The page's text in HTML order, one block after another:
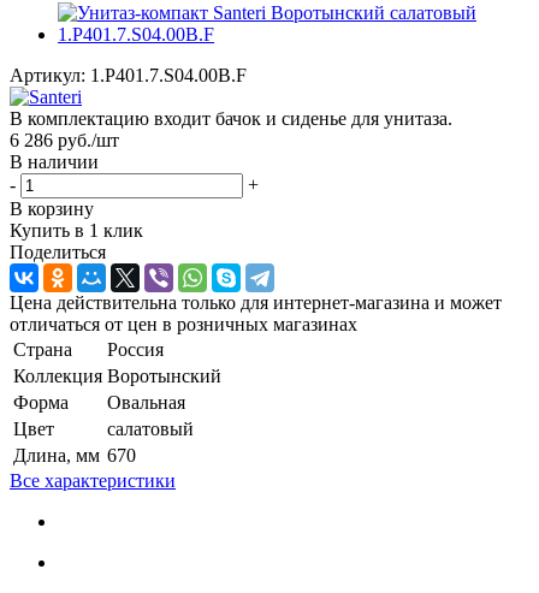
Артикул: 1.P401.7.S04.00B.F
В комплектацию входит бачок и сиденье для унитаза.
6 286 руб./шт
В наличии
-
+
В корзину
Купить в 1 клик
Поделиться
Цена действительна только для интернет-магазина и может
отличаться от цен в розничных магазинах
Страна
Россия
Коллекция Воротынский
Форма
Овальная
Цвет
салатовый
Длина, мм 670
Все характеристики